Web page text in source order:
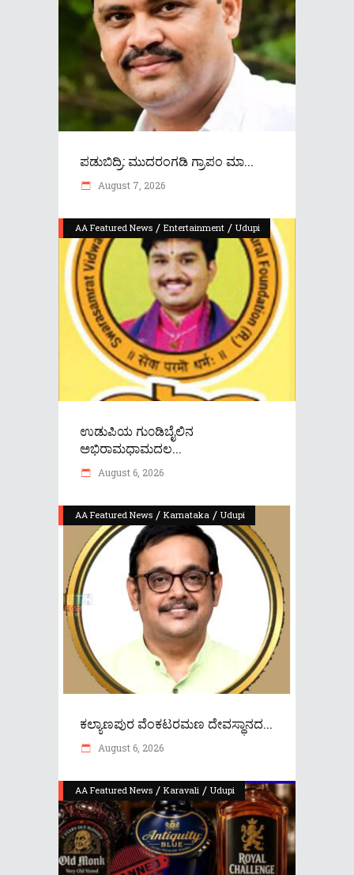
ಪಡುಬಿದ್ರಿ: ಮುದರಂಗಡಿ ಗ್ರಾಪಂ ಮಾ...
August 7, 2026
AA Featured News / Entertainment / Udupi
ಉಡುಪಿಯ ಗು೦ಡಿಬೈಲಿನ
ಅಭಿರಾಮಧಾಮದಲ...
August 6, 2026
AA Featured News / Karnataka / Udupi
ಕಲ್ಯಾಣಪುರ ವೆಂಕಟರಮಣ ದೇವಸ್ಥಾನದ...
August 6, 2026
AA Featured News / Karavali / Udupi